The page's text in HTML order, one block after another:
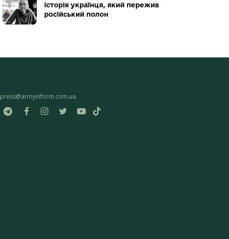
історія українця, який пережив
російський полон
press@armyinform.com.ua